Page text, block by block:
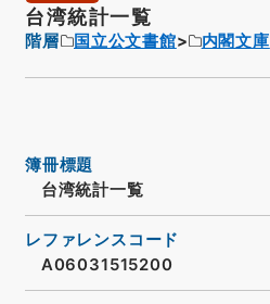
台湾統計一覧
階層 国立公文書館 内閣文庫
簿冊標題
台湾統計一覧
レファレンスコード
A06031515200